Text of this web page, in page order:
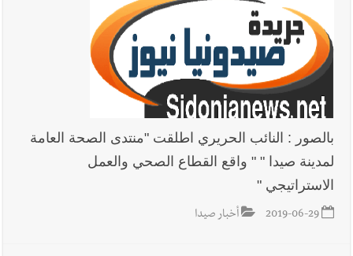
بالصور : النائب الحريري اطلقت "منتدى الصحة العامة
لمدينة صيدا " " واقع القطاع الصحي والعمل
الاستراتيجي "
2019-06-29 أخبار صيدا